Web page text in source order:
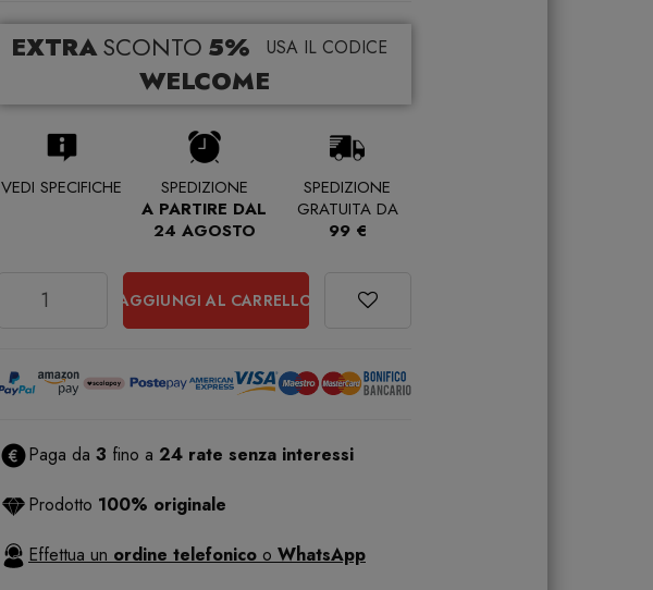
EXTRASCONTO 5% USA IL CODICE
WELCOME
VEDI SPECIFICHE
SPEDIZIONE
A PARTIRE DAL
24 AGOSTO
SPEDIZIONE
GRATUITA DA
99 €
AGGIUNGI AL CARRELLO
Paga da 3 fino a 24 rate senza interessi
Prodotto 100% originale
Effettua un ordine telefonico o WhatsApp